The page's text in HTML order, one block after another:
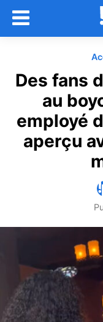
Des fans
au
employé
aperçu